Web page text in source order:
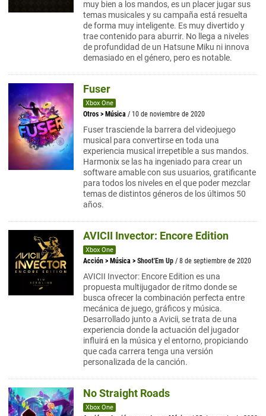
muy bien a los mandos, es un placer jugar sus
temas musicales y su campaña está resuelta
de forma muy inteligente. Es muy divertido y
trae contenido para aburrir. No llega a niveles
de profundidad de un Hatsune Miku ni innova
demasiado en el género, pero es notable.
Fuser
Xbox One
Otros > Música / 10 de noviembre de 2020
Fuser trasciende la barrera del videojuego
musical para convertirse en toda una
experiencia musical irrepetible a sus mandos.
Harmonix se las ha ingeniado para crear un
software amable con sus usuarios, gratificante
para todos los niveles en el que poder mezclar
temas de distintos géneros de los últimos 50
años.
AVICII Invector: Encore Edition
Xbox One
Acción > Música > Shoot'Em Up / 8 de septiembre de 2020
AVICII Invector: Encore Edition es una
propuesta multijugador de ritmo donde se
busca ofrecer la combinación perfecta entre
mecánica de juego, gráficos y música.
Desarrollado junto a Avicii, se trata de una
experiencia donde la actuación del jugador
influirá en la música y el entorno, propiciando
que cada carrera tenga una versión
personalizada de la canción.
No Straight Roads
Xbox One